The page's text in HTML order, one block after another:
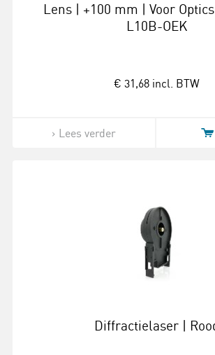
Lens | +100 mm | Voor
L10B-OEK
€ 31,68 incl. BTW
Lees verder
Diffractielaser |